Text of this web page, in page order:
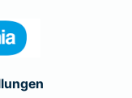
Erwachsene, Schutz
Kfz- und